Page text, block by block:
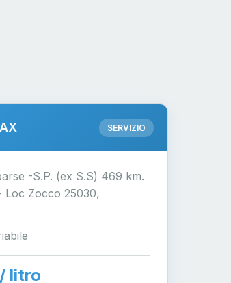
SERVIZIO
-S.P. (ex S.S) 469 km.
Loc Zocco 25030,
litro